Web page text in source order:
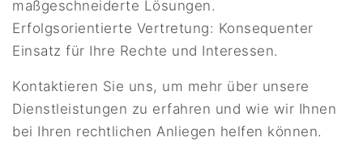
maßgeschneiderte Lösungen.
Erfolgsorientierte Vertretung: Konsequenter
Einsatz für Ihre Rechte und Interessen.
Kontaktieren Sie uns, um mehr über unsere
Dienstleistungen zu erfahren und wie wir Ihnen
bei Ihren rechtlichen Anliegen helfen können.